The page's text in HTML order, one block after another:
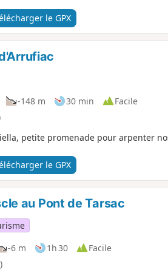
le GPX
-148 m 30 min
Facile
petite promenade pour arpenter
le GPX
au Pont de Tarsac
-6 m 1h 30
Facile